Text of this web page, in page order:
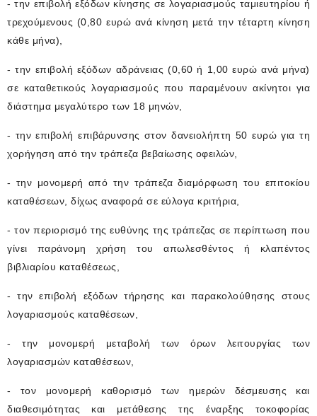
- την επιβολή εξόδων κίνησης σε λογαριασμούς ταμιευτηρίου ή
τρεχούμενους (0,80 ευρώ ανά κίνηση μετά την τέταρτη κίνηση
κάθε μήνα),
- την επιβολή εξόδων αδράνειας (0,60 ή 1,00 ευρώ ανά μήνα)
σε καταθετικούς λογαριασμούς που παραμένουν ακίνητοι για
διάστημα μεγαλύτερο των 18 μηνών,
- την επιβολή επιβάρυνσης στον δανειολήπτη 50 ευρώ για τη
χορήγηση από την τράπεζα βεβαίωσης οφειλών,
- την μονομερή από την τράπεζα διαμόρφωση του επιτοκίου
καταθέσεων, δίχως αναφορά σε εύλογα κριτήρια,
- τον περιορισμό της ευθύνης της τράπεζας σε περίπτωση που
γίνει παράνομη χρήση του απωλεσθέντος ή κλαπέντος
βιβλιαρίου καταθέσεως,
- την επιβολή εξόδων τήρησης και παρακολούθησης στους
λογαριασμούς καταθέσεων,
- την μονομερή μεταβολή των όρων λειτουργίας των
λογαριασμών καταθέσεων,
- τον μονομερή καθορισμό των ημερών δέσμευσης και
διαθεσιμότητας και μετάθεσης της έναρξης τοκοφορίας